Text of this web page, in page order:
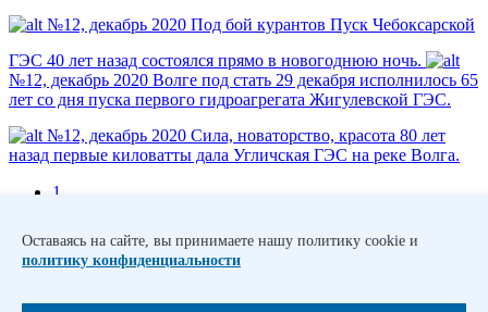
№12, декабрь 2020 Под бой курантов Пуск Чебоксарской
ГЭС 40 лет назад состоялся прямо в новогоднюю ночь.
№12, декабрь 2020 Волге под стать 29 декабря исполнилось 65
лет со дня пуска первого гидроагрегата Жигулевской ГЭС.
№12, декабрь 2020 Сила, новаторство, красота 80 лет
назад первые киловатты дала Угличская ГЭС на реке Волга.
1
1455
1456
Оставаясь на сайте, вы принимаете нашу политику cookie и
политику конфиденциальности